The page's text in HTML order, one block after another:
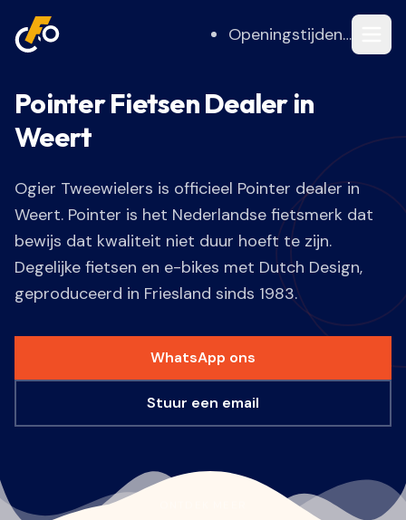
Openingstijden…
Pointer Fietsen Dealer in
Weert
Ogier Tweewielers is officieel Pointer dealer in
Weert. Pointer is het Nederlandse fietsmerk dat
bewijs dat kwaliteit niet duur hoeft te zijn.
Degelijke fietsen en e-bikes met Dutch Design,
geproduceerd in Friesland sinds 1983.
WhatsApp ons
Stuur een email